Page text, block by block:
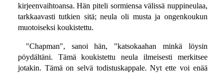
kirjeenvaihtoansa. Hän piteli sormiensa välissä nuppineulaa,
tarkkaavasti tutkien sitä; neula oli musta ja ongenkoukun
muotoiseksi koukistettu.
"Chapman", sanoi hän, "katsokaahan minkä löysin
pöydältäni. Tämä koukistettu neula ilmeisesti merkitsee
jotakin. Tämä on selvä todistuskappale. Nyt ette voi enää